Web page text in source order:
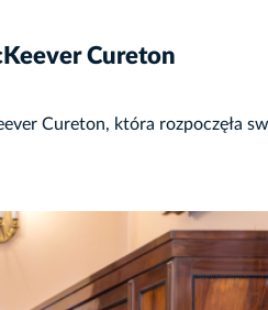
Cureton
Cureton, która rozpoczęła